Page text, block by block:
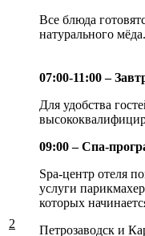
Все блюда
натурального
2
07:00-11:00 –
Для удобства
09:00 – Спа-
Spa-центр отеля
услуги
которых
Петрозаводск и